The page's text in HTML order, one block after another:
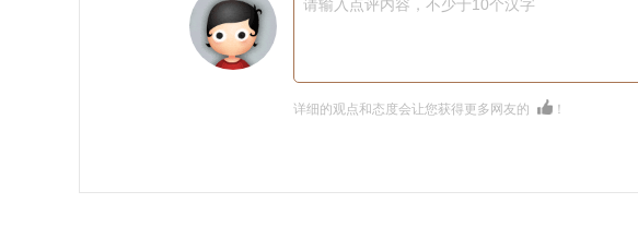
请输入点评内容，不少于10个汉字
详细的观点和态度会让您获得更多网友的 ！